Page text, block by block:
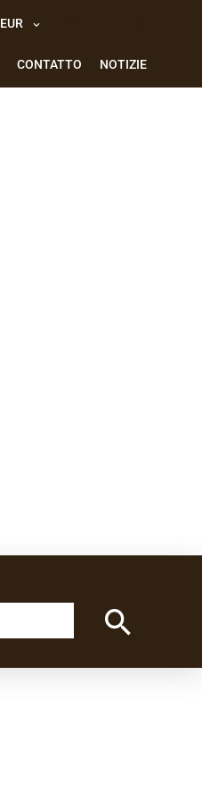
EUR
CONTATTO NOTIZIE